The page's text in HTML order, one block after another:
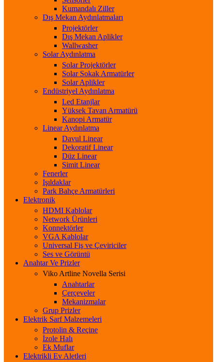
Kumandalı Ziller
Dış Mekan Aydınlatmaları
Projektörler
Dış Mekan Aplikler
Wallwasher
Solar Aydınlatma
Solar Projektörler
Solar Sokak Armatürler
Solar Aplikler
Endüstriyel Aydınlatma
Led Etanjlar
Yüksek Tavan Armatürü
Kanopi Armatür
Linear Aydınlatma
Davul Linear
Dekoratif Linear
Düz Linear
Simit Linear
Fenerler
Işıldaklar
Park Bahçe Armatürleri
Elektronik
HDMI Kablolar
Network Ürünleri
Konnektörler
VGA Kablolar
Universal Fiş ve Çeviriciler
Ses ve Görüntü
Anahtar Ve Prizler
Viko Artline Novella Serisi
Anahtarlar
Çerçeveler
Mekanizmalar
Grup Prizler
Elektrik Sarf Malzemeleri
Protolin & Reçine
İzole Halı
Ek Muflar
Elektrikli Ev Aletleri